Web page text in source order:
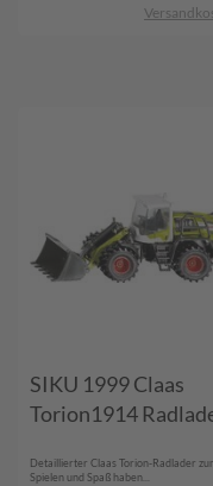
SIKU 1999 Claas
Torion1914
Detaillierter Claas Torion-Radlader
Spielen und Spaß haben...